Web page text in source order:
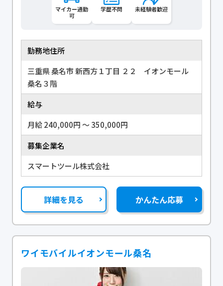
マイカー通勤
可
学歴不問 未経験者歓迎
勤務地住所
三重県 桑名市 新西方１丁目 ２２ イオンモール
桑名３階
給与
月給 240,000円 〜 350,000円
募集企業名
スマートツール株式会社
詳細を見る かんたん応募
ワイモバイルイオンモール桑名